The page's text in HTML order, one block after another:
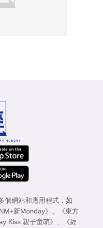
個網站和應用程式，如
NM+新Monday》
《東方
Kiss 親子童萌》
《經